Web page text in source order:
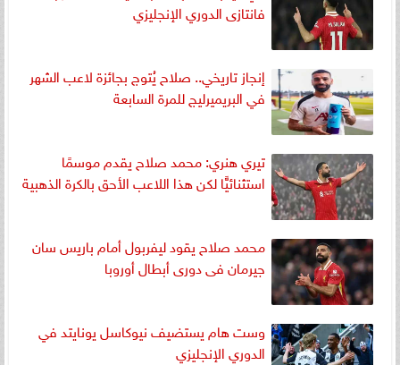
فانتازى الدوري الإنجليزي
إنجاز تاريخي.. صلاح يُتوج بجائزة لاعب الشهر
في البريميرليج للمرة السابعة
تيري هنري: محمد صلاح يقدم موسمًا
استثنائيًّا لكن هذا اللاعب الأحق بالكرة الذهبية
محمد صلاح يقود ليفربول أمام باريس سان
جيرمان فى دورى أبطال أوروبا
وست هام يستضيف نيوكاسل يونايتد في
الدوري الإنجليزي